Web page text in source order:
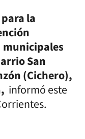
la
municipales
San
(Cichero),
informó este